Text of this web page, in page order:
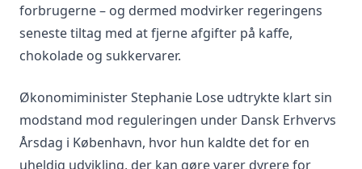
forbrugerne – og dermed modvirker regeringens
seneste tiltag med at fjerne afgifter på kaffe,
chokolade og sukkervarer.
Økonomiminister Stephanie Lose udtrykte klart sin
modstand mod reguleringen under Dansk Erhvervs
Årsdag i København, hvor hun kaldte det for en
uheldig udvikling, der kan gøre varer dyrere for